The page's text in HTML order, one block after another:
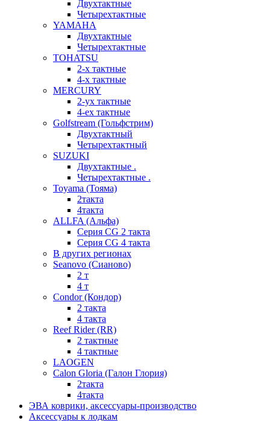
Двухтактные
Четырехтактные
YAMAHA
Двухтактные
Четырехтактные
TOHATSU
2-х тактные
4-х тактные
MERCURY
2-ух тактные
4-ех тактные
Golfstream (Гольфстрим)
Двухтактный
Четырехтактный
SUZUKI
Двухтактные .
Четырехтактные .
Toyama (Тояма)
2такта
4такта
ALLFA (Альфа)
Серия СG 2 такта
Серия СG 4 такта
В других регионах
Seanovo (Сианово)
2 т
4 т
Condor (Кондор)
2 такта
4 такта
Reef Rider (RR)
2 тактные
4 тактные
LAOGEN
Calon Gloria (Галон Глория)
2такта
4такта
ЭВА коврики, аксессуары-производство
Аксессуары к лодкам